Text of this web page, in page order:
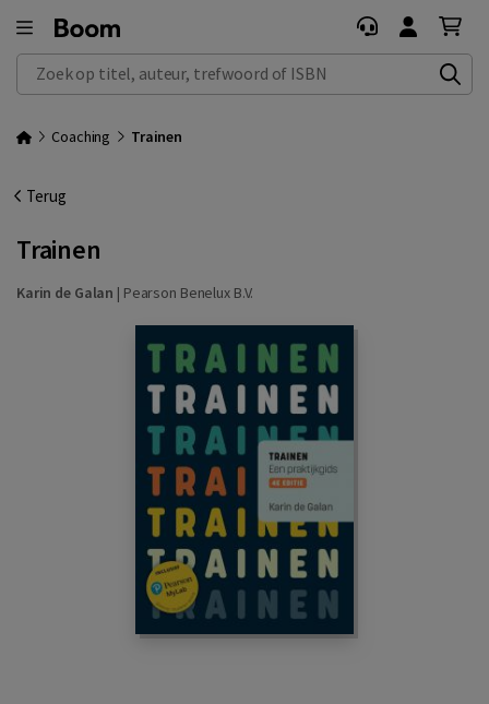
Zoek op titel, auteur, trefwoord of ISBN
Coaching Trainen
Terug
Trainen
Karin de Galan | Pearson Benelux B.V.